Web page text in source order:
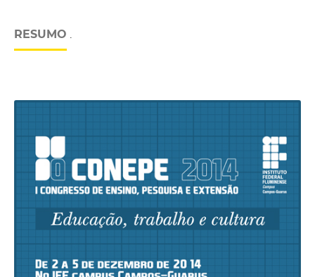
RESUMO .